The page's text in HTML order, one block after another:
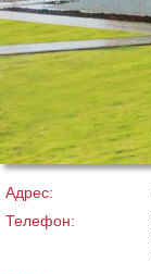
Адрес:
Телефон: